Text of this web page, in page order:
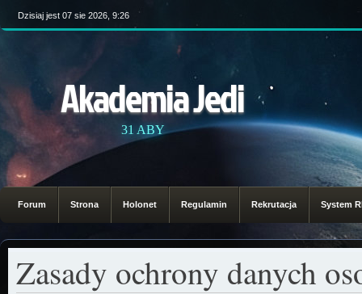
Dzisiaj jest 07 sie 2026, 9:26
Akademia Jedi
31 ABY
Forum Strona Holonet Regulamin Rekrutacja System
Zasady ochrony danych